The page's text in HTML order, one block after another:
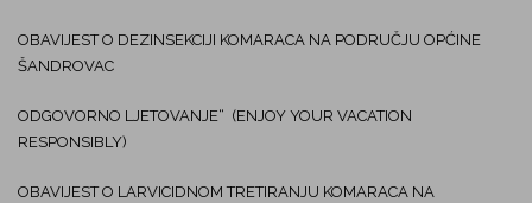
OBAVIJEST O DEZINSEKCIJI KOMARACA NA PODRUČJU OPĆINE
ŠANDROVAC
ODGOVORNO LJETOVANJE“ (ENJOY YOUR VACATION
RESPONSIBLY)
OBAVIJEST O LARVICIDNOM TRETIRANJU KOMARACA NA